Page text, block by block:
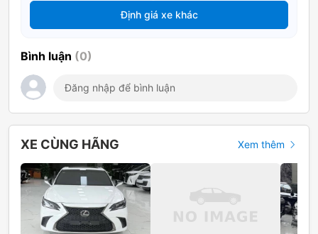
Định giá xe khác
Bình luận (0)
XE CÙNG HÃNG Xem thêm